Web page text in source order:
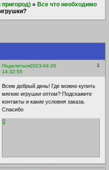
» Все что необходимо
Поделиться 1
2023-04-26
14:32:55
Всем добрый день! Где можно купить
мягкие игрушки оптом? Подскажите
контакты и какие условия заказа.
Спасибо
0